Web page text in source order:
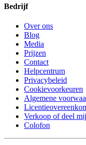
Bedrijf
Over ons
Blog
Media
Prijzen
Contact
Helpcentrum
Privacybeleid
Cookievoorkeuren
Algemene
Verkoop of deel
Colofon